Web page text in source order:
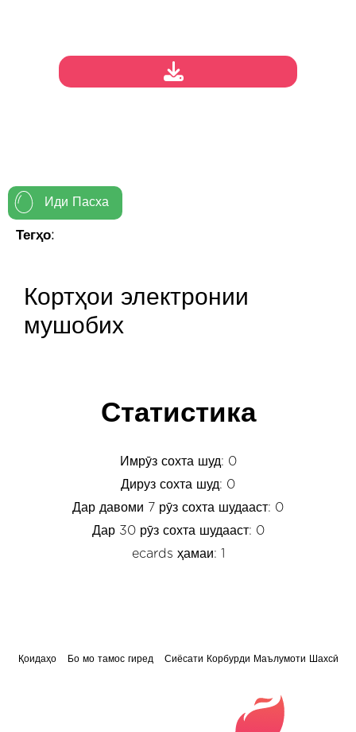
Иди Пасха
Тегҳо:
Кортҳои электронии
мушобих
Статистика
Имрӯз сохта шуд: 0
Дируз сохта шуд: 0
Дар давоми 7 рӯз сохта шудааст: 0
Дар 30 рӯз сохта шудааст: 0
ecards ҳамаи: 1
Қоидаҳо Бо мо тамос гиред Сиёсати Корбурди Маълумоти Шахсӣ